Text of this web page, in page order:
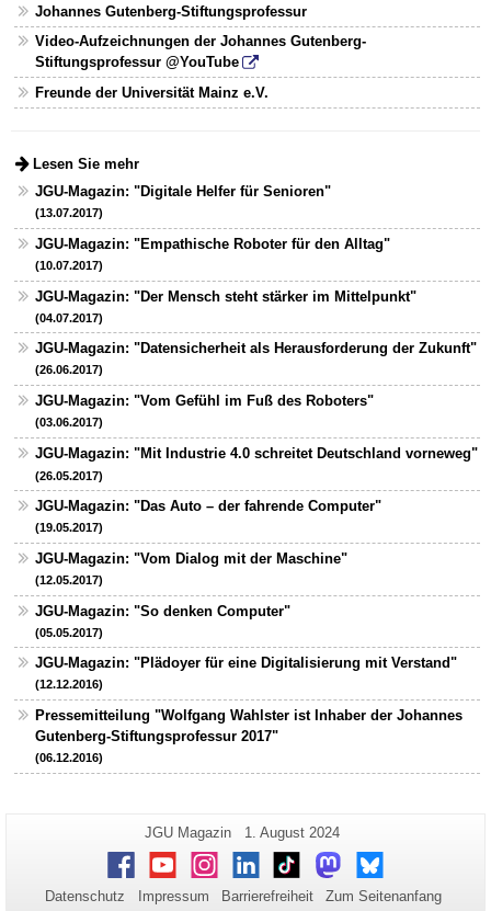
Johannes Gutenberg-Stiftungsprofessur
Video-Aufzeichnungen der Johannes Gutenberg-
Stiftungsprofessur @YouTube
Freunde der Universität Mainz e.V.
Lesen Sie mehr
JGU-Magazin: "Digitale Helfer für Senioren"
(13.07.2017)
JGU-Magazin: "Empathische Roboter für den Alltag"
(10.07.2017)
JGU-Magazin: "Der Mensch steht stärker im Mittelpunkt"
(04.07.2017)
JGU-Magazin: "Datensicherheit als Herausforderung der Zukunft"
(26.06.2017)
JGU-Magazin: "Vom Gefühl im Fuß des Roboters"
(03.06.2017)
JGU-Magazin: "Mit Industrie 4.0 schreitet Deutschland vorneweg"
(26.05.2017)
JGU-Magazin: "Das Auto – der fahrende Computer"
(19.05.2017)
JGU-Magazin: "Vom Dialog mit der Maschine"
(12.05.2017)
JGU-Magazin: "So denken Computer"
(05.05.2017)
JGU-Magazin: "Plädoyer für eine Digitalisierung mit Verstand"
(12.12.2016)
Pressemitteilung "Wolfgang Wahlster ist Inhaber der Johannes
Gutenberg-Stiftungsprofessur 2017"
(06.12.2016)
Zusätzliche
Informationen
zu
dieser
Seiten-
Name:
JGU Magazin
Letzte
Aktualisierung:
1. August 2024
Facebook
YoutubeInstagram
LinkedInTikTokMastodonBluesky
Datenschutz Impressum Barrierefreiheit Zum Seitenanfang